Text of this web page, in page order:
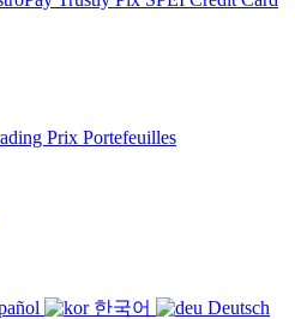
Prix Portefeuilles
한국어
Deutsch